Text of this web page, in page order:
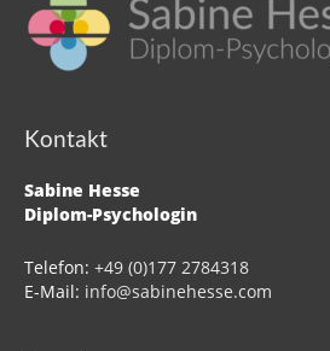
Kontakt
Sabine Hesse
Diplom-Psychologin
Telefon: +49 (0)177 2784318
E-Mail: info@sabinehesse.com